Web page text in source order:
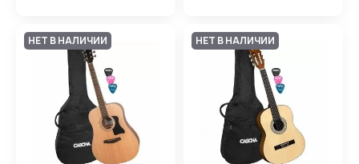
НЕТ В НАЛИЧИИ НЕТ В НАЛИЧИИ